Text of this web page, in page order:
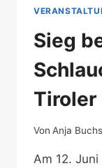
Sieg
Tiroler
Von Anja
Am 12.